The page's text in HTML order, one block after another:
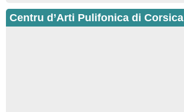
Centru d’Arti Pulifonica di Corsica